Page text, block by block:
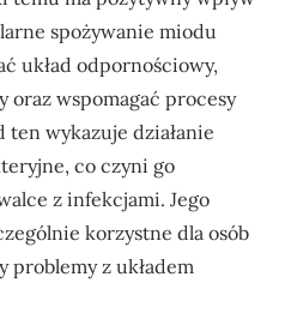
spożywanie miodu
układ odpornościowy,
oraz wspomagać procesy
wykazuje działanie
co czyni go
z infekcjami. Jego
korzystne dla osób
problemy z układem